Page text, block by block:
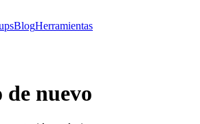
BlogHerramientas
nuevo